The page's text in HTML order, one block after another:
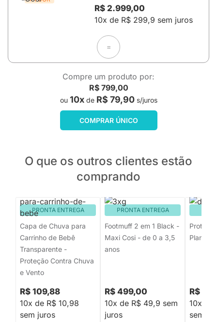
R$ 2.999,00
10x de R$ 299,9 sem juros
=
Compre um produto por:
R$ 799,00
ou 10xde R$ 79,90s/juros
COMPRAR ÚNICO
O que os outros clientes estão
comprando
PRONTA ENTREGA
Capa de Chuva para
Carrinho de Bebê
Transparente -
Proteção Contra Chuva
e Vento
R$ 109,88
10x de R$ 10,98
sem juros
PRONTA ENTREGA
Footmuff 2 em 1 Black -
Maxi Cosi - de 0 a 3,5
anos
R$ 499,00
10x de R$ 49,9 sem
juros
Protetor
Planeta
R$
10x de
sem